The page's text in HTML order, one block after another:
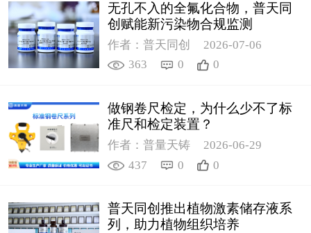
无孔不入的全氟化合物，普天同
创赋能新污染物合规监测
作者：普天同创
2026-07-06
363
0 0
做钢卷尺检定，为什么少不了标
准尺和检定装置？
作者：普量天铸
2026-06-29
437
0 0
普天同创推出植物激素储存液系
列，助力植物组织培养